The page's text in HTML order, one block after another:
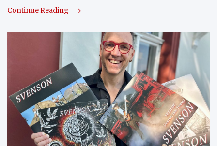
Continue Reading